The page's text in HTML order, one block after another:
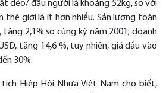
dẻo/ đầu người là khoảng 52kg, so với
thê giới là ít hơn nhiều. Sản lượng toàn
2,1% so cùng kỳ năm 2001; doanh
tăng 14,6 %, tuy nhiên, giá đầu vào
30%.
Hiệp Hội Nhựa Việt Nam cho biết,